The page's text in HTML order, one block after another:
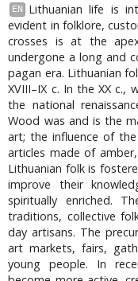
EN
Lithuanian life is
evident in folklore,
crosses is at the
undergone a long and
pagan era. Lithuanian
XVIII–IX c. In the XX c.,
the national
Wood was and is the
art; the influence of
articles made of
Lithuanian folk is
improve their
spiritually enriched.
traditions, collective
day artisans. The
art markets, fairs,
young people. In